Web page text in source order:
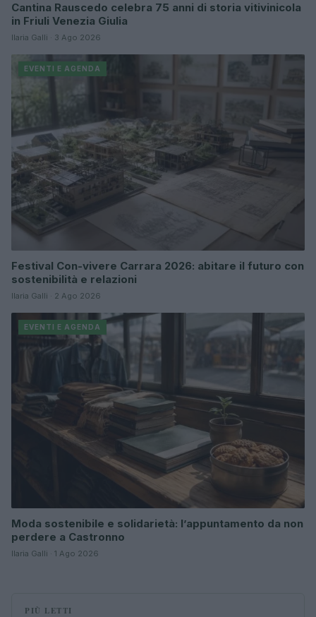
Cantina Rauscedo celebra 75 anni di storia vitivinicola
in Friuli Venezia Giulia
Ilaria Galli · 3 Ago 2026
EVENTI E AGENDA
Festival Con-vivere Carrara 2026: abitare il futuro con
sostenibilità e relazioni
Ilaria Galli · 2 Ago 2026
EVENTI E AGENDA
Moda sostenibile e solidarietà: l’appuntamento da non
perdere a Castronno
Ilaria Galli · 1 Ago 2026
PIÙ LETTI